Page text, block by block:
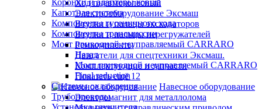
Ход пневмоколесный
Электрооборудование Эксмаш
Втулки и пальцы экскаваторов
Втулки и пальцы перегружателей
Ремкомплекты
Двигатели для спецтехники Эксмаш.
Комплектующие и запчасти
Показать ещё 12
Навесное оборудование
Электромагнит для металлолома
Коронки и адаптеры ковша
Капотная система
Компоненты гусеничного хода
Компоненты трансмиссии
Мост приводной неуправляемый CARRARO
Назад
Мост приводной неуправляемый CARRARO
Final reduction
Системы охлаждения
Трубопроводы
Установка глушителя